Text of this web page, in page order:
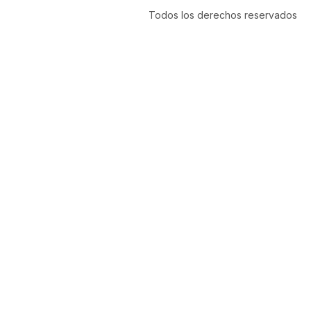
Todos los derechos reservados